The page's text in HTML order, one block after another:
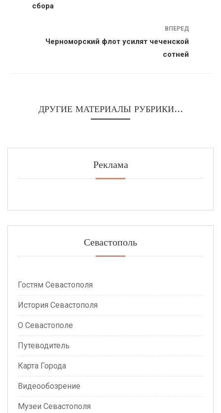
сбора
ВПЕРЕД
Черноморский флот усилят чеченской
сотней
ДРУГИЕ МАТЕРИАЛЫ РУБРИКИ...
Реклама
Севастополь
Гостям Севастополя
История Севастополя
О Севастополе
Путеводитель
Карта Города
Видеообозрение
Музеи Севастополя